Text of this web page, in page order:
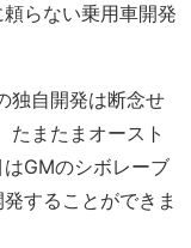
らない乗用車開発
独自開発は断念せ
たまたまオースト
GMのシボレーブ
することができま